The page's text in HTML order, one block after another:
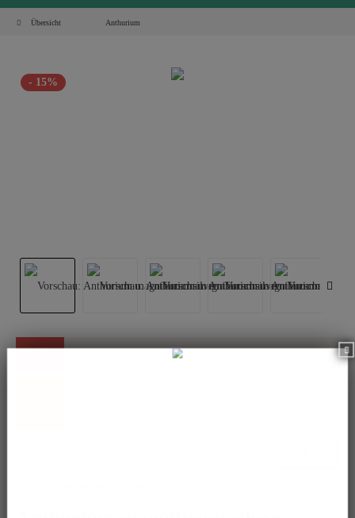
Übersicht Anthurium
- 15%
Dieser Artikel steht derzeit nicht zur Verfügung!